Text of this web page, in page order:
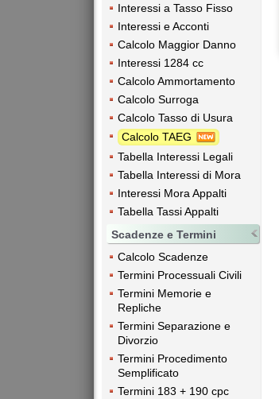
Interessi a Tasso Fisso
Interessi e Acconti
Calcolo Maggior Danno
Interessi 1284 cc
Calcolo Ammortamento
Calcolo Surroga
Calcolo Tasso di Usura
Calcolo TAEG
Tabella Interessi Legali
Tabella Interessi di Mora
Interessi Mora Appalti
Tabella Tassi Appalti
Scadenze e Termini
Calcolo Scadenze
Termini Processuali Civili
Termini Memorie e
Repliche
Termini Separazione e
Divorzio
Termini Procedimento
Semplificato
Termini 183 + 190 cpc